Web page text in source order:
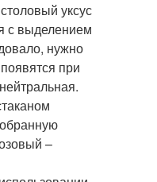
уксус
с выделением
нужно
при
–